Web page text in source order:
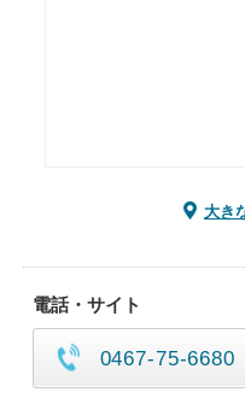
大き
電話・サイト
0467-75-6680